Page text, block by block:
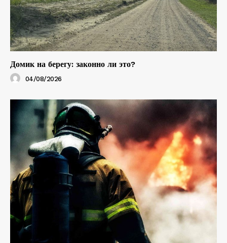
Домик на берегу: законно ли это?
04/08/2026